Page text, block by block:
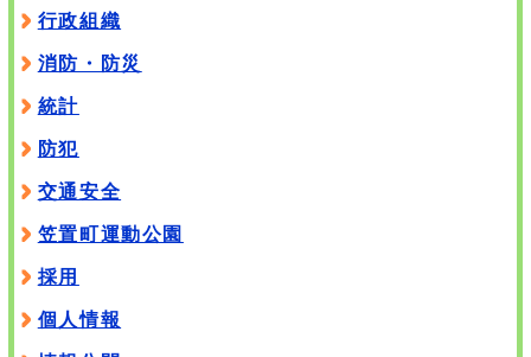
行政組織
消防・防災
統計
防犯
交通安全
笠置町運動公園
採用
個人情報